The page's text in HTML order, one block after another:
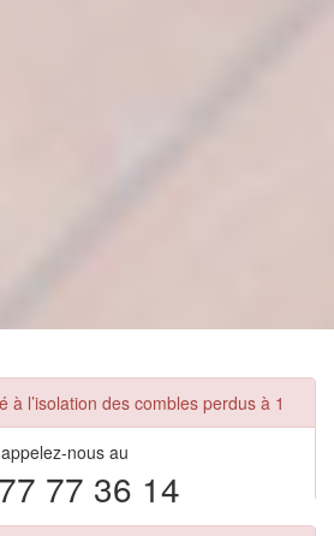
à l’isolation des combles perdus à 1
appelez-nous au
77 36 14